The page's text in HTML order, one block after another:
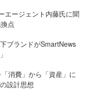
エージェント内藤氏に聞
点
ブランドがSmartNews
消費」から「資産」に
設計思想